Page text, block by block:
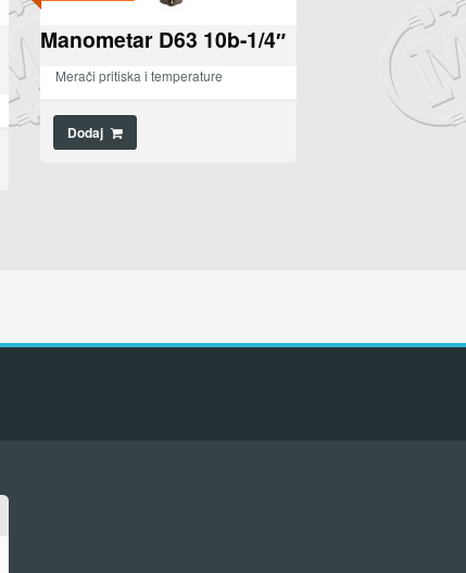
Manometar D63 10b-1/4″
Merači pritiska i temperature
Dodaj